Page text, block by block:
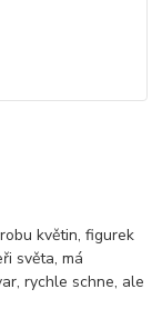
květin, figurek
světa, má
rychle schne, ale